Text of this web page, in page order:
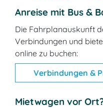
Anreise mit Bus &
Die Fahrplan­auskunft
Verbindungen und
online zu buchen:
Verbindungen &
Mietwagen vor